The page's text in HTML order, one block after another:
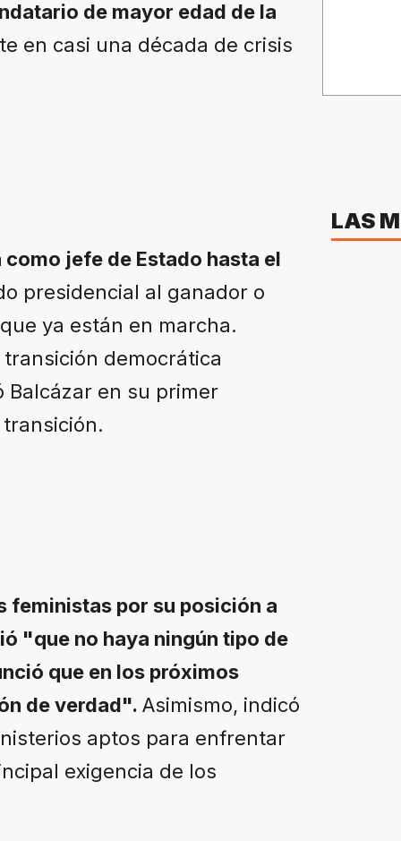
de mayor edad de la
en casi una década de crisis
jefe de Estado hasta el
presidencial al ganador o
ya están en marcha.
democrática
en su primer
feministas por su posición a
"que no haya ningún tipo de
que en los próximos
de verdad". Asimismo, indicó
aptos para enfrentar
exigencia de los
LAS